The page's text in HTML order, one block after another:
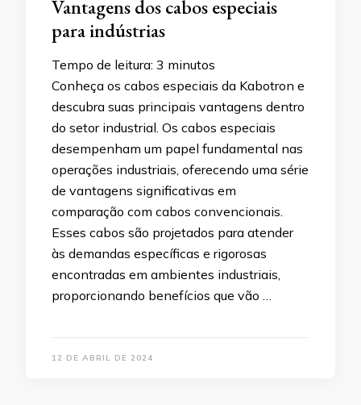
Vantagens dos cabos especiais
para indústrias
Tempo de leitura: 3 minutos
Conheça os cabos especiais da Kabotron e
descubra suas principais vantagens dentro
do setor industrial. Os cabos especiais
desempenham um papel fundamental nas
operações industriais, oferecendo uma série
de vantagens significativas em
comparação com cabos convencionais.
Esses cabos são projetados para atender
às demandas específicas e rigorosas
encontradas em ambientes industriais,
proporcionando benefícios que vão …
12 DE ABRIL DE 2024